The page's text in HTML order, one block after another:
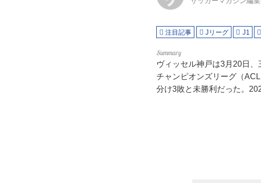
注目記事 Jリーグ J1
ヴィッセル神戸は3月20日
チャンピオンズリーグ（
分け3敗と未勝利だった。